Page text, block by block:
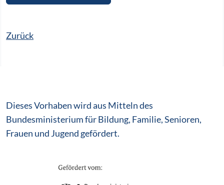
Zurück
Dieses Vorhaben wird aus Mitteln des
Bundesministerium für Bildung, Familie, Senioren,
Frauen und Jugend gefördert.